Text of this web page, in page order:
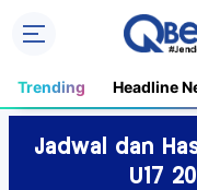
Trending Headline
Jadwal dan
U17